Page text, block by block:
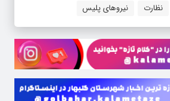
نظارت نیروهای پلیس